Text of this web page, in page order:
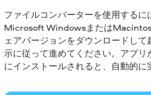
ファイルコンバーターを使用するに
Microsoft Windowsまたは
ェアバージョンをダウンロードして
示に従って進めてください。アプリ
にインストールされると、自動的に